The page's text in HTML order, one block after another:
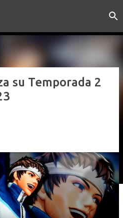
principal
su Temporada 2